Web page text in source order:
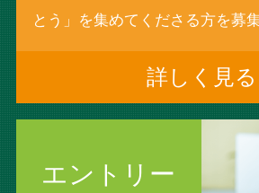
とう」を集めてくださる方を募
詳しく見る
エントリー